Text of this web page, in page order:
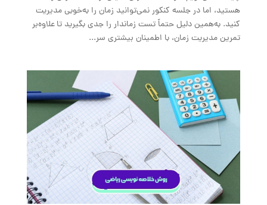
هستید، اما در جلسه کنکور نمی‌توانید زمان را به‌خوبی مدیریت
کنید. به‌همین دلیل حتماً تست زماندار را جدی بگیرید تا علاوه‌بر
تمرین مدیریت زمان، با اطمینان بیشتری سر...